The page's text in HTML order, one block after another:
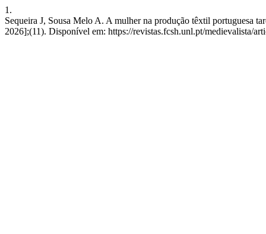
1.
Sequeira J, Sousa Melo A. A mulher na produção têxtil portuguesa
2026];(11). Disponível em: https://revistas.fcsh.unl.pt/medievalista/